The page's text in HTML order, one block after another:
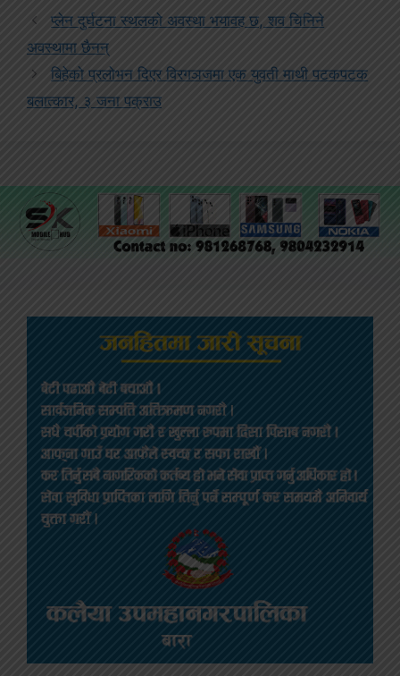
प्लेन दुर्घटना स्थलको अवस्था भयावह छ, शव चिनिने
अवस्थामा छैनन्
बिहेको प्रलोभन दिएर विरगञजमा एक युवती माथी पटकपटक
बलात्कार, ३ जना पक्राउ